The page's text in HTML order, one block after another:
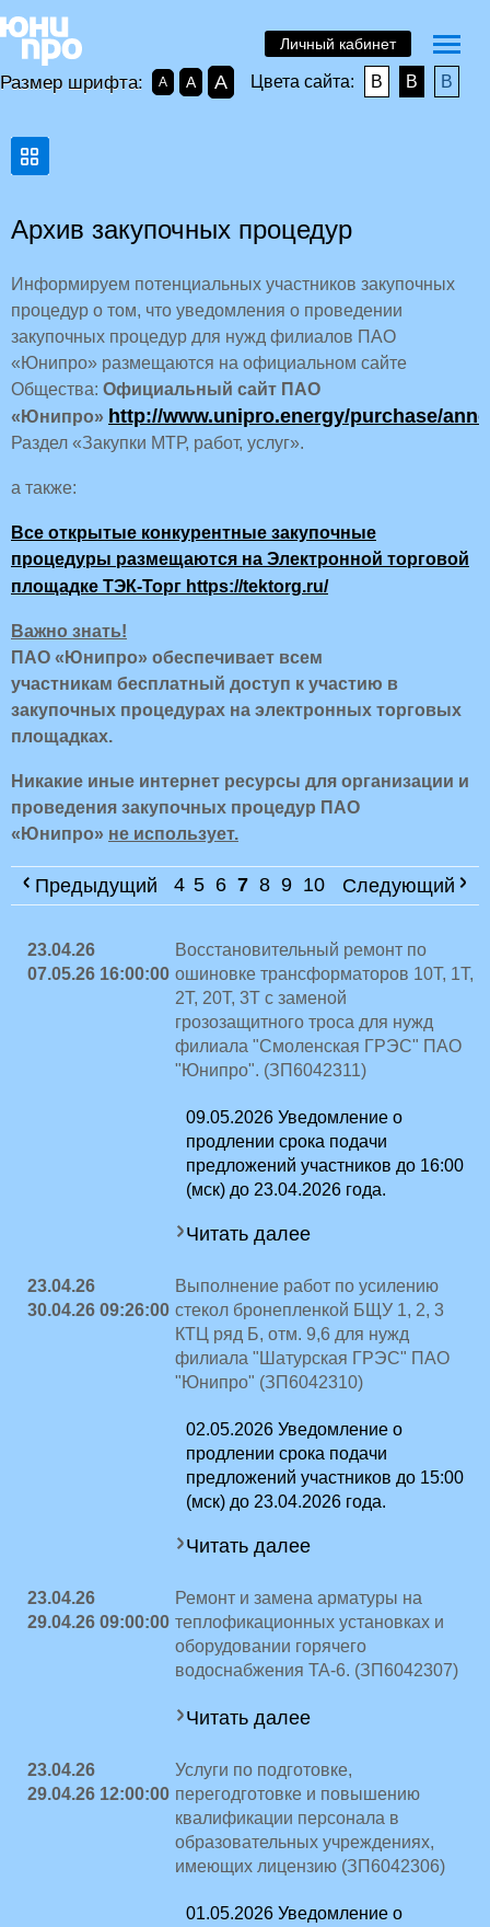
Размер шрифта: A A A Цвета сайта: B B B
Личный кабинет
Архив закупочных процедур
Информируем потенциальных участников закупочных
процедур о том, что уведомления о проведении
закупочных процедур для нужд филиалов ПАО
«Юнипро» размещаются на официальном сайте
Общества: Официальный сайт ПАО
«Юнипро» http://www.unipro.energy/purchase/
Раздел «Закупки МТР, работ, услуг».
а также:
Все открытые конкурентные закупочные
процедуры размещаются на Электронной торговой
площадке ТЭК-Торг https://tektorg.ru/
Важно знать!
ПАО «Юнипро» обеспечивает всем
участникам бесплатный доступ к участию в
закупочных процедурах на электронных торговых
площадках.
Никакие иные интернет ресурсы для организации и
проведения закупочных процедур ПАО
«Юнипро» не использует.
Предыдущий 4 5 6 7 8 9 10 Следующий
23.04.26
07.05.26 16:00:00
Восстановительный ремонт по
ошиновке трансформаторов 10Т, 1Т,
2Т, 20Т, 3Т с заменой
грозозащитного троса для нужд
филиала "Смоленская ГРЭС" ПАО
"Юнипро". (ЗП6042311)
09.05.2026 Уведомление о
продлении срока подачи
предложений участников до 16:00
(мск) до 23.04.2026 года.
Читать далее
23.04.26
30.04.26 09:26:00
Выполнение работ по усилению
стекол бронепленкой БЩУ 1, 2, 3
КТЦ ряд Б, отм. 9,6 для нужд
филиала "Шатурская ГРЭС" ПАО
"Юнипро" (ЗП6042310)
02.05.2026 Уведомление о
продлении срока подачи
предложений участников до 15:00
(мск) до 23.04.2026 года.
Читать далее
23.04.26
29.04.26 09:00:00
Ремонт и замена арматуры на
теплофикационных установках и
оборудовании горячего
водоснабжения ТА-6. (ЗП6042307)
Читать далее
23.04.26
29.04.26 12:00:00
Услуги по подготовке,
перегодготовке и повышению
квалификации персонала в
образовательных учреждениях,
имеющих лицензию (ЗП6042306)
01.05.2026 Уведомление о